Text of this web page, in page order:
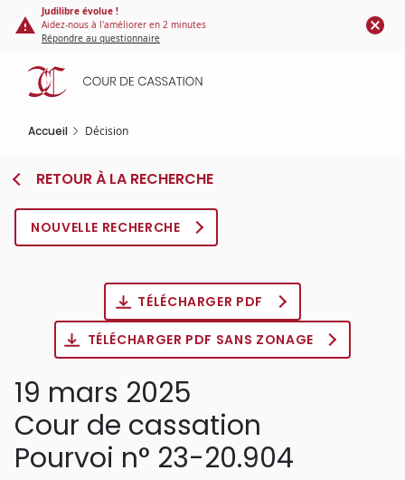
Panneau de gestion des cookies
contenu
principal
Judilibre évolue !
Aidez-nous à l'améliorer en 2 minutes
Répondre au questionnaire
Accueil Décision
RETOUR À LA RECHERCHE
NOUVELLE RECHERCHE
TÉLÉCHARGER PDF
TÉLÉCHARGER PDF SANS ZONAGE
19 mars 2025
Cour de cassation
Pourvoi n° 23-20.904